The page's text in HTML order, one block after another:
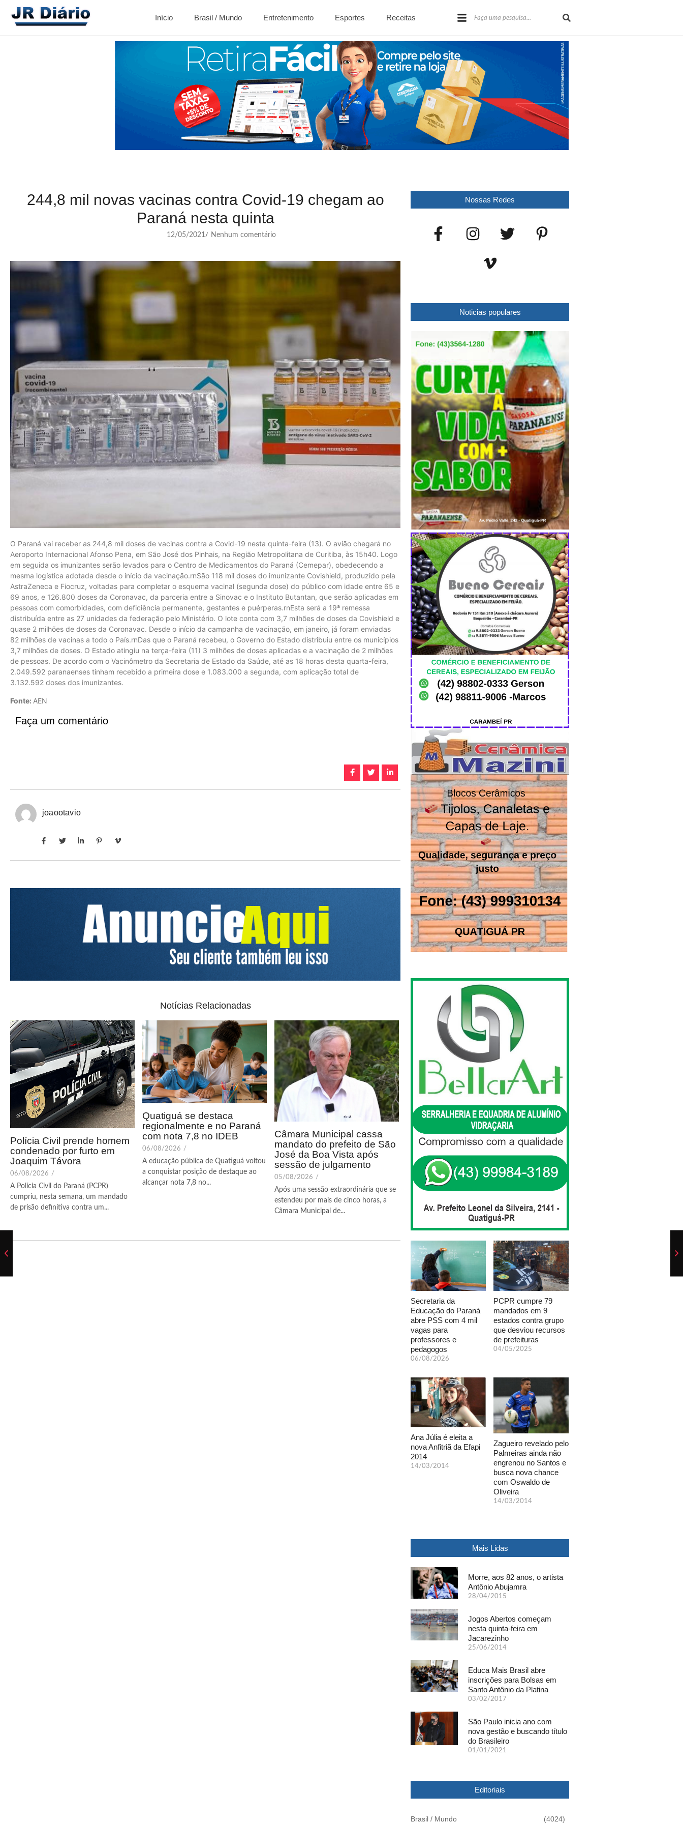
Início Brasil / Mundo Entretenimento Esportes Receitas
244,8 mil novas vacinas contra Covid-19 chegam ao
Paraná nesta quinta
12/05/2021/ Nenhum comentário
O Paraná vai receber as 244,8 mil doses de vacinas contra a Covid-19 nesta quinta-feira (13). O avião chegará no
Aeroporto Internacional Afonso Pena, em São José dos Pinhais, na Região Metropolitana de Curitiba, às 15h40. Logo
em seguida os imunizantes serão levados para o Centro de Medicamentos do Paraná (Cemepar), obedecendo a
mesma logística adotada desde o início da vacinação.rnSão 118 mil doses do imunizante Covishield, produzido pela
AstraZeneca e Fiocruz, voltadas para completar o esquema vacinal (segunda dose) do público com idade entre 65 e
69 anos, e 126.800 doses da Coronavac, da parceria entre a Sinovac e o Instituto Butantan, que serão aplicadas em
pessoas com comorbidades, com deficiência permanente, gestantes e puérperas.rnEsta será a 19ª remessa
distribuída entre as 27 unidades da federação pelo Ministério. O lote conta com 3,7 milhões de doses da Covishield e
quase 2 milhões de doses da Coronavac. Desde o início da campanha de vacinação, em janeiro, já foram enviadas
82 milhões de vacinas a todo o País.rnDas que o Paraná recebeu, o Governo do Estado distribuiu entre os municípios
3,7 milhões de doses. O Estado atingiu na terça-feira (11) 3 milhões de doses aplicadas e a vacinação de 2 milhões
de pessoas. De acordo com o Vacinômetro da Secretaria de Estado da Saúde, até as 18 horas desta quarta-feira,
2.049.592 paranaenses tinham recebido a primeira dose e 1.083.000 a segunda, com aplicação total de
3.132.592 doses dos imunizantes.
Fonte: AEN
Faça um comentário
joaootavio
Notícias Relacionadas
Polícia Civil prende homem
condenado por furto em
Joaquim Távora
06/08/2026 /
A Polícia Civil do Paraná (PCPR)
cumpriu, nesta semana, um mandado
de prisão definitiva contra um...
Quatiguá se destaca
regionalmente e no Paraná
com nota 7,8 no IDEB
06/08/2026 /
A educação pública de Quatiguá voltou
a conquistar posição de destaque ao
alcançar nota 7,8 no...
Câmara Municipal cassa
mandato do prefeito de São
José da Boa Vista após
sessão de julgamento
05/08/2026 /
Após uma sessão extraordinária que se
estendeu por mais de cinco horas, a
Câmara Municipal de...
Nossas Redes
Noticias populares
Secretaria da
Educação do Paraná
abre PSS com 4 mil
vagas para
professores e
pedagogos
06/08/2026
PCPR cumpre 79
mandados em 9
estados contra grupo
que desviou recursos
de prefeituras
04/05/2025
Ana Júlia é eleita a
nova Anfitriã da Efapi
2014
14/03/2014
Zagueiro revelado pelo
Palmeiras ainda não
engrenou no Santos e
busca nova chance
com Oswaldo de
Oliveira
14/03/2014
Mais Lidas
Morre, aos 82 anos, o artista
Antônio Abujamra
28/04/2015
Jogos Abertos começam
nesta quinta-feira em
Jacarezinho
25/06/2014
Educa Mais Brasil abre
inscrições para Bolsas em
Santo Antônio da Platina
03/02/2017
São Paulo inicia ano com
nova gestão e buscando título
do Brasileiro
01/01/2021
Editoriais
Brasil / Mundo (4024)